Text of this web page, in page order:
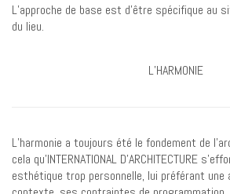
L’approche de base est d’être spécifique au
du lieu.
L’HARMONIE
L’harmonie a toujours été le fondement de
cela qu’INTERNATIONAL D’ARCHITECTURE
esthétique trop personnelle, lui préférant une